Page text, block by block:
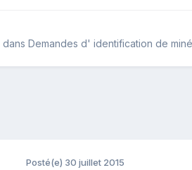
dans Demandes d' identification de
Posté(e) 30 juillet 2015